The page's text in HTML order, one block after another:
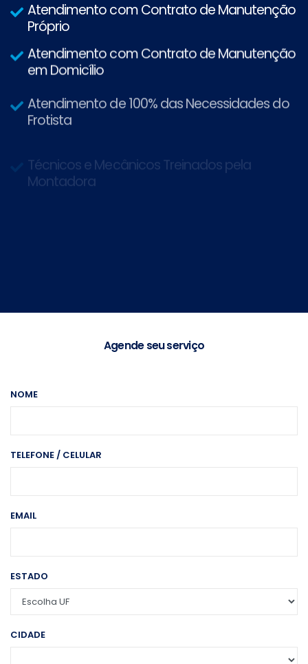
Atendimento com Contrato de Manutenção
Próprio
Atendimento com Contrato de Manutenção
em Domicílio
Atendimento de 100% das Necessidades do
Frotista
Montadora
Agende seu serviço
NOME
TELEFONE / CELULAR
EMAIL
ESTADO
CIDADE